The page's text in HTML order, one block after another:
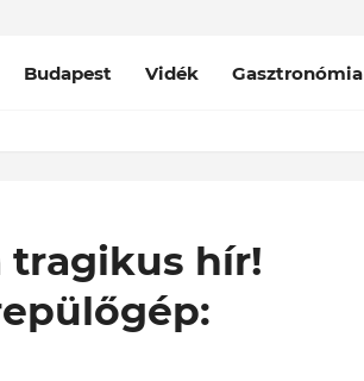
Budapest Vidék Gasztronómia
tragikus hír!